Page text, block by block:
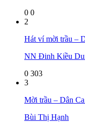
0 0
2
Hát ví mời trầu –
NN Đinh Kiều
0 303
3
Mời trầu – Dân
Bùi Thị Hạnh